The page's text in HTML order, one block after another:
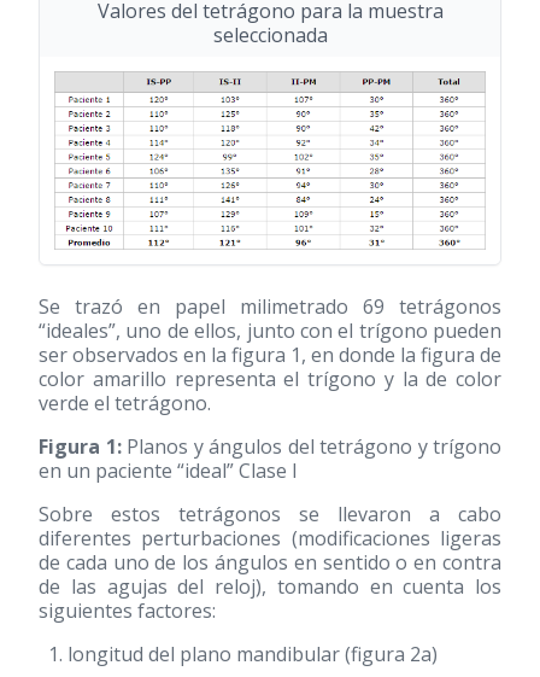
Valores del tetrágono para la muestra
seleccionada
Se trazó en papel milimetrado 69 tetrágonos
“ideales”, uno de ellos, junto con el trígono pueden
ser observados en la figura 1, en donde la figura de
color amarillo representa el trígono y la de color
verde el tetrágono.
Figura 1:Planos y ángulos del tetrágono y trígono
en un paciente “ideal” Clase I
Sobre estos tetrágonos se llevaron a cabo
diferentes perturbaciones (modificaciones ligeras
de cada uno de los ángulos en sentido o en contra
de las agujas del reloj), tomando en cuenta los
siguientes factores:
longitud del plano mandibular (figura 2a)